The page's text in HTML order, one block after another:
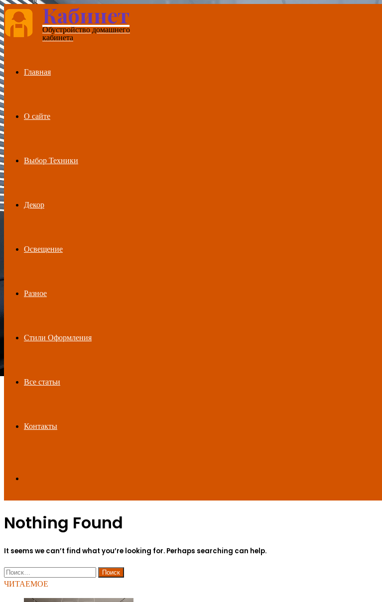
Menu Кабинет
Обустройство домашнего
кабинета
Главная
О сайте
Выбор Техники
Декор
Освещение
Разное
Стили Оформления
Все статьи
Контакты
for
Nothing Found
It seems we can’t find what you’re looking for. Perhaps searching can help.
Найти:
ЧИТАЕМОЕ